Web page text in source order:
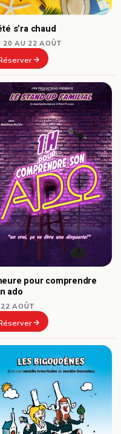
s’ra chaud
20 AU 22 AOÛT
pour comprendre
ado
AOÛT